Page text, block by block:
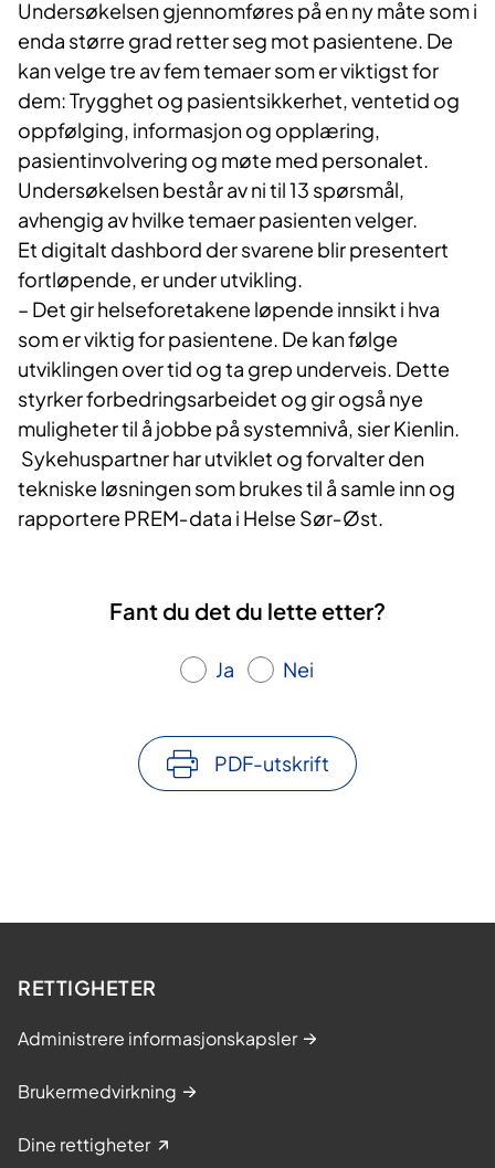
Undersøkelsen gjennomføres på en ny måte som i
enda større grad retter seg mot pasientene. De
kan velge tre av fem temaer som er viktigst for
dem: Trygghet og pasientsikkerhet, ventetid og
oppfølging, informasjon og opplæring,
pasientinvolvering og møte med personalet.
Undersøkelsen består av ni til 13 spørsmål,
avhengig av hvilke temaer pasienten velger.
Et digitalt dashbord der svarene blir presentert
fortløpende, er under utvikling.
– Det gir helseforetakene løpende innsikt i hva
som er viktig for pasientene. De kan følge
utviklingen over tid og ta grep underveis. Dette
styrker forbedringsarbeidet og gir også nye
muligheter til å jobbe på systemnivå, sier Kienlin.
Sykehuspartner har utviklet og forvalter den
tekniske løsningen som brukes til å samle inn og
rapportere PREM‑data i Helse Sør‑Øst.
Fant du det du lette etter?
Ja Nei
PDF-utskrift
RETTIGHETER
Administrere informasjonskapsler
Brukermedvirkning
Dine rettigheter